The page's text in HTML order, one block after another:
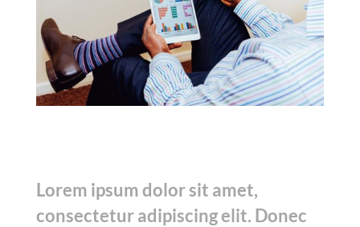
Lorem ipsum dolor sit amet,
consectetur adipiscing elit. Donec